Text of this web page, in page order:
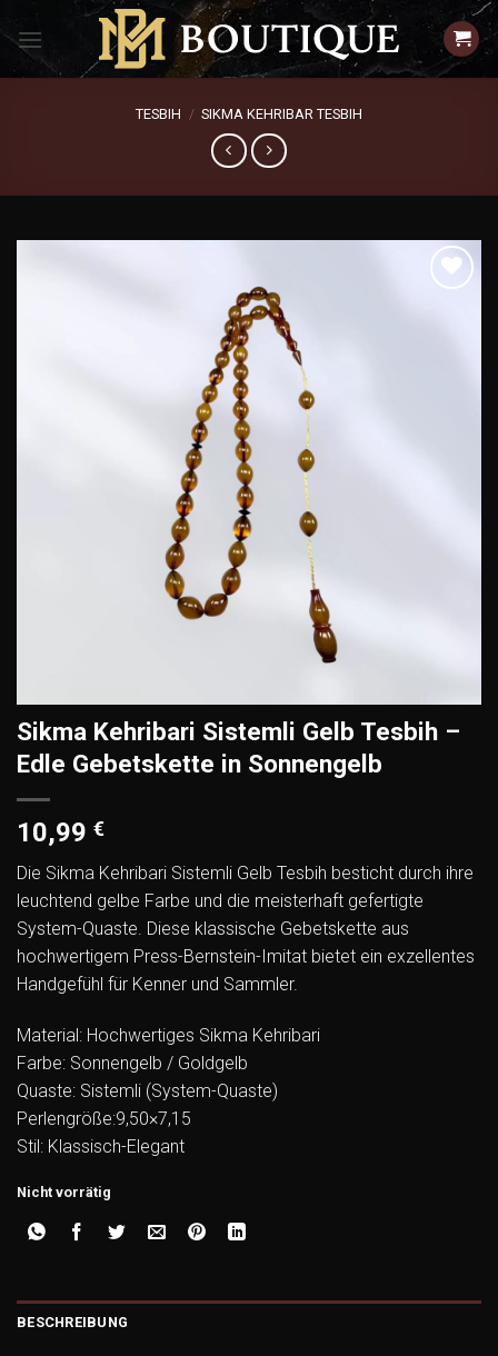
Inhalt
springen
TESBIH / SIKMA KEHRIBAR TESBIH
Sikma Kehribari Sistemli Gelb Tesbih –
Edle Gebetskette in Sonnengelb
10,99 €
Die Sikma Kehribari Sistemli Gelb Tesbih besticht durch ihre
leuchtend gelbe Farbe und die meisterhaft gefertigte
System-Quaste. Diese klassische Gebetskette aus
hochwertigem Press-Bernstein-Imitat bietet ein exzellentes
Handgefühl für Kenner und Sammler.
Material: Hochwertiges Sikma Kehribari
Farbe: Sonnengelb / Goldgelb
Quaste: Sistemli (System-Quaste)
Perlengröße:9,50×7,15
Stil: Klassisch-Elegant
Nicht vorrätig
BESCHREIBUNG